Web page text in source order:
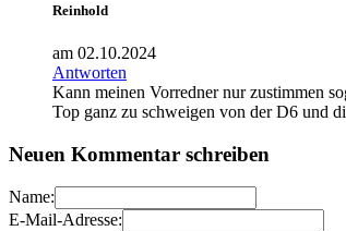
Reinhold
am 02.10.2024
Antworten
Kann meinen Vorredner nur zustimmen
Top ganz zu schweigen von der D6 und
Neuen Kommentar schreiben
Name:
E-Mail-Adresse: